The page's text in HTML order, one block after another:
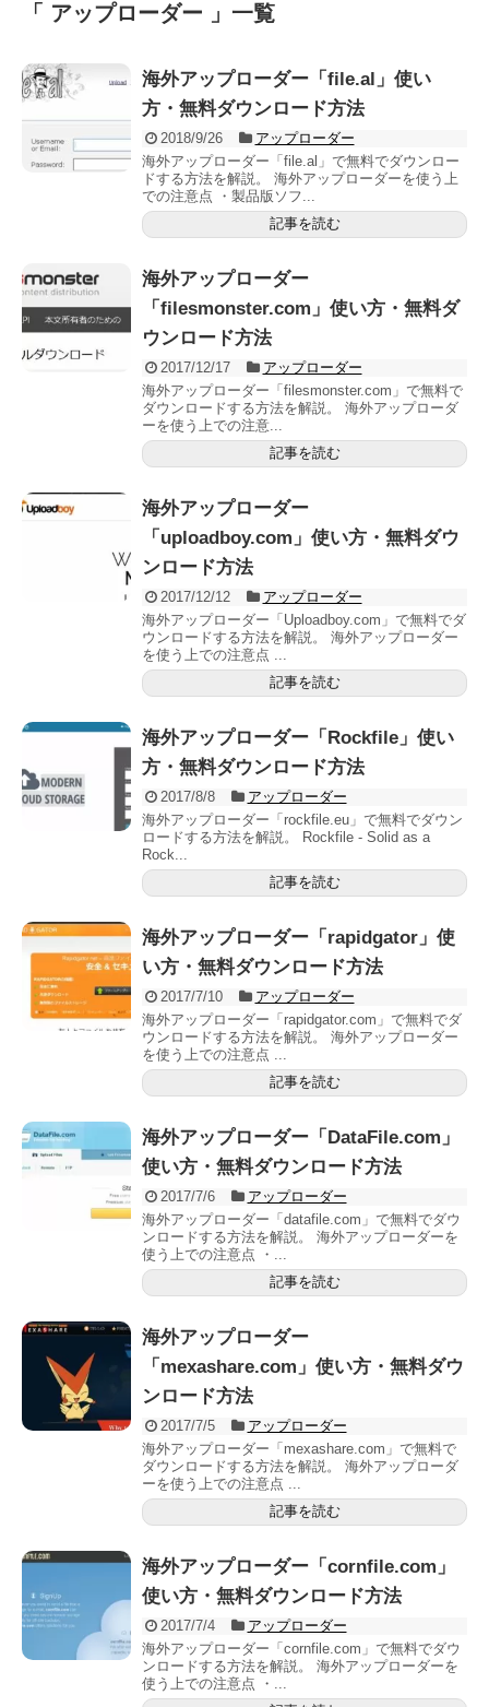
「 アップローダー 」一覧
海外アップローダー「file.al」使い
方・無料ダウンロード方法
2018/9/26
アップローダー
海外アップローダー「file.al」で無料でダウンロー
ドする方法を解説。 海外アップローダーを使う上
での注意点 ・製品版ソフ...
記事を読む
海外アップローダー
「filesmonster.com」使い方・無料ダ
ウンロード方法
2017/12/17
アップローダー
海外アップローダー「filesmonster.com」で無料で
ダウンロードする方法を解説。 海外アップローダ
ーを使う上での注意...
記事を読む
海外アップローダー
「uploadboy.com」使い方・無料ダウ
ンロード方法
2017/12/12
アップローダー
海外アップローダー「Uploadboy.com」で無料でダ
ウンロードする方法を解説。 海外アップローダー
を使う上での注意点 ...
記事を読む
海外アップローダー「Rockfile」使い
方・無料ダウンロード方法
2017/8/8
アップローダー
海外アップローダー「rockfile.eu」で無料でダウン
ロードする方法を解説。 Rockfile - Solid as a
Rock...
記事を読む
海外アップローダー「rapidgator」使
い方・無料ダウンロード方法
2017/7/10
アップローダー
海外アップローダー「rapidgator.com」で無料でダ
ウンロードする方法を解説。 海外アップローダー
を使う上での注意点 ...
記事を読む
海外アップローダー「DataFile.com」
使い方・無料ダウンロード方法
2017/7/6
アップローダー
海外アップローダー「datafile.com」で無料でダウ
ンロードする方法を解説。 海外アップローダーを
使う上での注意点 ・...
記事を読む
海外アップローダー
「mexashare.com」使い方・無料ダウ
ンロード方法
2017/7/5
アップローダー
海外アップローダー「mexashare.com」で無料で
ダウンロードする方法を解説。 海外アップローダ
ーを使う上での注意点 ...
記事を読む
海外アップローダー「cornfile.com」
使い方・無料ダウンロード方法
2017/7/4
アップローダー
海外アップローダー「cornfile.com」で無料でダウ
ンロードする方法を解説。 海外アップローダーを
使う上での注意点 ・...